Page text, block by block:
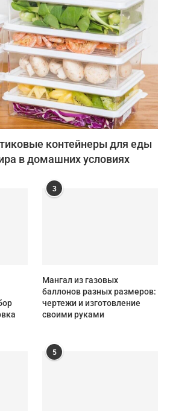
контейнеры для еды
в домашних условиях
3
Мангал из газовых
баллонов разных размеров:
чертежи и изготовление
своими руками
5